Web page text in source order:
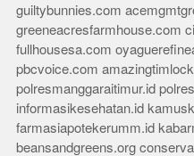
guiltybunnies.com
greeneacresfarmhouse.com
fullhousesa.com
pbcvoice.com
polresmanggaraitimur.id
informasikesehatan.id
farmasiapotekerumm.id
beansandgreens.org